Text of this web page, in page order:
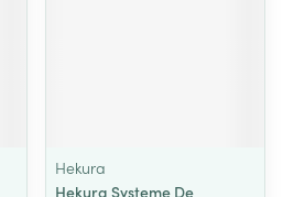
Hekura
Hekura Systeme De